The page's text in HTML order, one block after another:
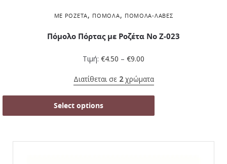
ΜΕ ΡΟΖΈΤΑ, ΠΌΜΟΛΑ, ΠΌΜΟΛΑ-ΛΑΒΈΣ
Πόμολο Πόρτας με Ροζέτα No Z-023
Τιμή: €4.50 – €9.00
Διατίθεται σε 2χρώματα
Select options